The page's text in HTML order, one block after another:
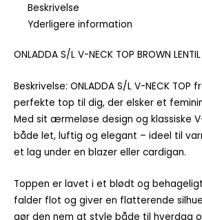
Beskrivelse
Yderligere information
ONLADDA S/L V-NECK TOP BROWN LENTIL
Beskrivelse: ONLADDA S/L V-NECK TOP
perfekte top til dig, der elsker et
Med sit ærmeløse design og klassiske
både let, luftig og elegant – ideel til
et lag under en blazer eller cardigan.
Toppen er lavet i et blødt og
falder flot og giver en flatterende
gør den nem at style både til hverdag